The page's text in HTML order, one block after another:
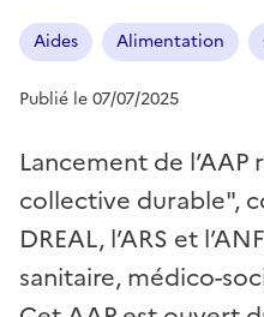
Aides Alimentation
Publié le 07/07/2025
Lancement de
collective durable",
DREAL, l’ARS et
sanitaire, médico-